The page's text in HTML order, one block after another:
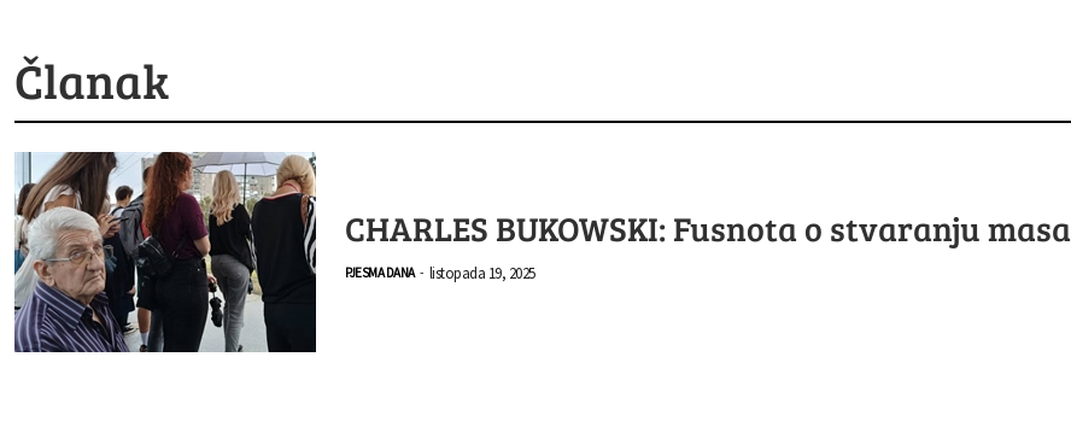
Članak
CHARLES BUKOWSKI: Fusnota o stvaranju masa
PJESMA DANA - listopada 19, 2025